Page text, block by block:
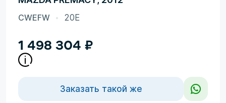
CWEFW 20E
1 498 304 ₽
Заказать такой же